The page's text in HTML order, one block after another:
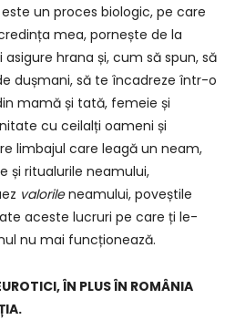
un proces biologic, pe care
mea, pornește de la
hrana și, cum să spun, să
dușmani, să te încadreze într-o
mamă și tată, femeie și
cu ceilalți oameni și
limbajul care leagă un neam,
și ritualurile neamului,
valorileneamului, poveștile
aceste lucruri pe care ți le-
nu mai funcționează.
ÎN PLUS ÎN ROMÂNIA